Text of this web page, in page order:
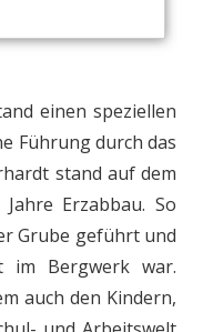
einen speziellen
Führung durch das
stand auf dem
Erzabbau. So
Grube geführt und
im Bergwerk war.
auch den Kindern,